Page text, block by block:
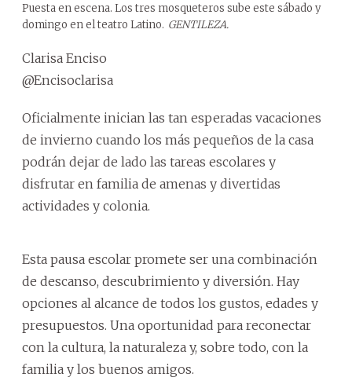
Puesta en escena. Los tres mosqueteros sube este sábado y
domingo en el teatro Latino. GENTILEZA.
Clarisa Enciso
@Encisoclarisa
Oficialmente inician las tan esperadas vacaciones
de invierno cuando los más pequeños de la casa
podrán dejar de lado las tareas escolares y
disfrutar en familia de amenas y divertidas
actividades y colonia.
Esta pausa escolar promete ser una combinación
de descanso, descubrimiento y diversión. Hay
opciones al alcance de todos los gustos, edades y
presupuestos. Una oportunidad para reconectar
con la cultura, la naturaleza y, sobre todo, con la
familia y los buenos amigos.